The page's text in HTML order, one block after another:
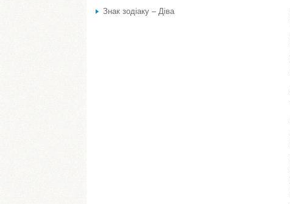
Знак зодіаку – Діва